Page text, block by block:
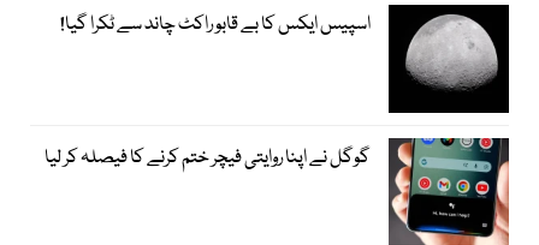
اسپیس ایکس کا بے قابو راکٹ چاند سے ٹکرا گیا!
گوگل نے اپنا روایتی فیچر ختم کرنے کا فیصلہ کر لیا